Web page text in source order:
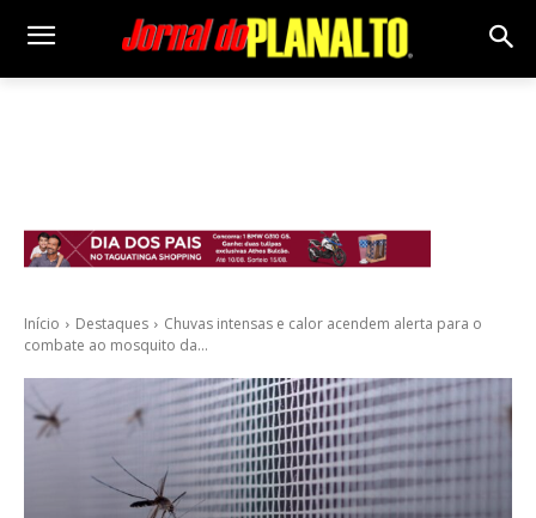
Início Destaques
Chuvas intensas e calor acendem alerta para o
combate ao mosquito da...